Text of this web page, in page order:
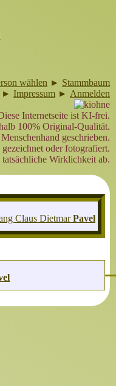
wählen ► Stammbaum
► Impressum ► Anmelden
Internetseite ist KI-frei.
100% Original-Qualität.
geschrieben.
oder fotografiert.
Wirklichkeit ab.
Claus DietmarPavel